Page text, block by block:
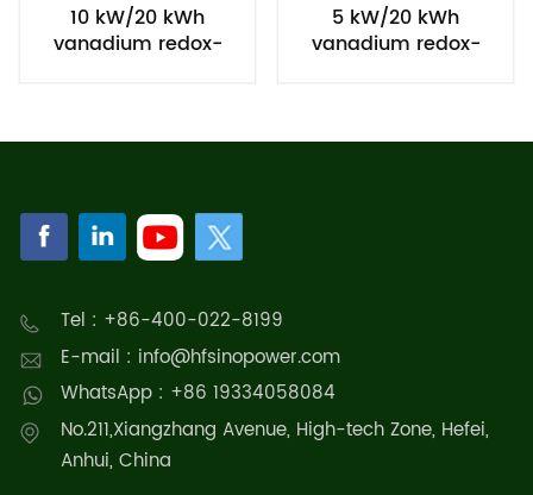
10 kW/20 kWh
vanadium redox-
5 kW/20 kWh
vanadium redox-
Tel : +86-400-022-8199
E-mail : info@hfsinopower.com
WhatsApp : +86 19334058084
No.211,Xiangzhang Avenue, High-tech Zone, Hefei,
Anhui, China